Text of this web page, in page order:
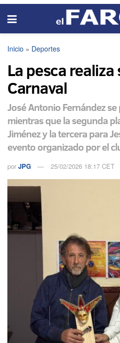
Inicio » Deportes
La pesca realiza
Carnaval
José Antonio Fernández
mientras que la segunda
Jiménez y la tercera para
evento organizado por el
por JPG 25/02/2026 18:17 CET